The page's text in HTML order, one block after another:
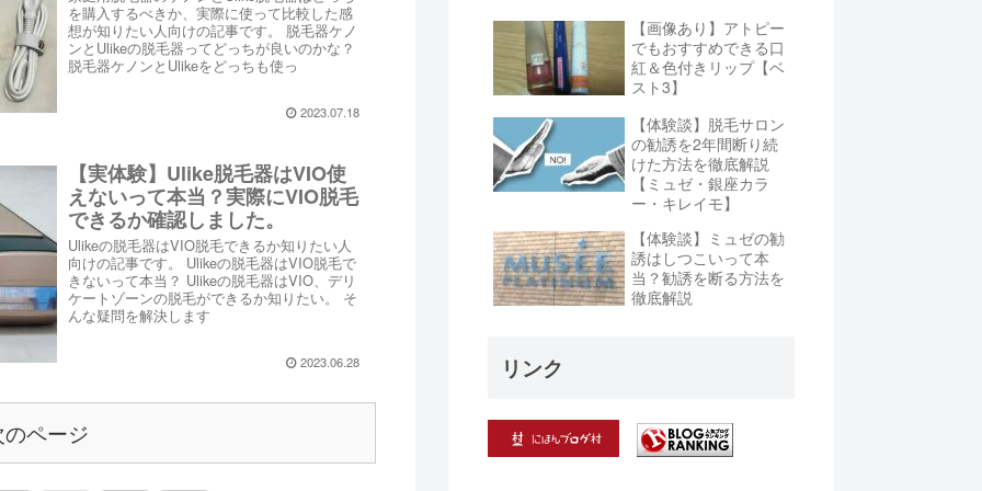
を購入するべきか、実際に使って比較した感
想が知りたい人向けの記事です。 脱毛器ケノ
ンとUlikeの脱毛器ってどっちが良いのかな？
脱毛器ケノンとUlikeをどっちも使っ
2023.07.18
【実体験】Ulike脱毛器はVIO使
えないって本当？実際にVIO脱毛
できるか確認しました。
Ulikeの脱毛器はVIO脱毛できるか知りたい人
向けの記事です。 Ulikeの脱毛器はVIO脱毛で
きないって本当？ Ulikeの脱毛器はVIO、デリ
ケートゾーンの脱毛ができるか知りたい。 そ
んな疑問を解決します
2023.06.28
ページ
【画像あり】アトピー
でもおすすめできる口
紅＆色付きリップ【ベ
スト3】
【体験談】脱毛サロン
の勧誘を2年間断り続
けた方法を徹底解説
【ミュゼ・銀座カラ
ー・キレイモ】
【体験談】ミュゼの勧
誘はしつこいって本
当？勧誘を断る方法を
徹底解説
リンク